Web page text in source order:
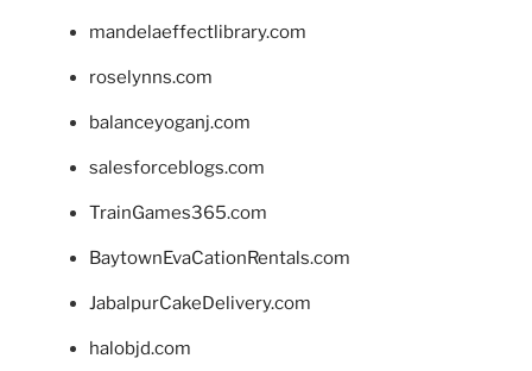
mandelaeffectlibrary.com
roselynns.com
balanceyoganj.com
salesforceblogs.com
TrainGames365.com
BaytownEvaCationRentals.com
JabalpurCakeDelivery.com
halobjd.com